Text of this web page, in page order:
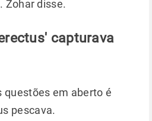
Zohar disse.
capturava
questões em aberto é
pescava.